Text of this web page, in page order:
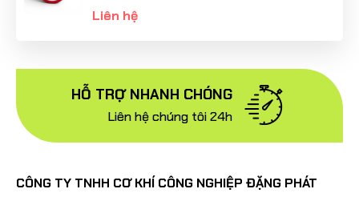
Liên hệ
HỖ TRỢ NHANH CHÓNG
Liên hệ chúng tôi 24h
CÔNG TY TNHH CƠ KHÍ CÔNG NGHIỆP ĐẶNG PHÁT